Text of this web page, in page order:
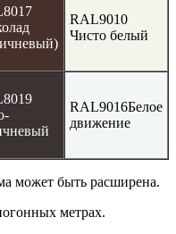
RAL9010
Чисто белый
RAL9016Белое
движение
может быть расширена.
метрах.